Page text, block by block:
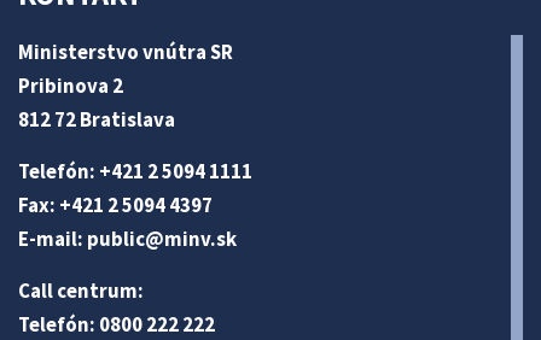
Ministerstvo vnútra SR
Pribinova 2
812 72 Bratislava
Telefón: +421 2 5094 1111
Fax: +421 2 5094 4397
E-mail: public@minv.sk
Call centrum:
Telefón: 0800 222 222